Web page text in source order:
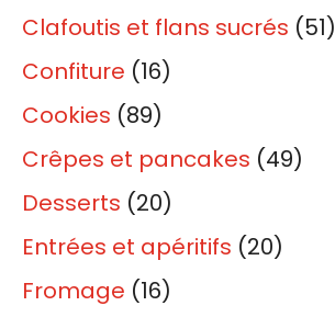
Clafoutis et flans sucrés (51)
Confiture (16)
Cookies (89)
Crêpes et pancakes (49)
Desserts (20)
Entrées et apéritifs (20)
Fromage (16)